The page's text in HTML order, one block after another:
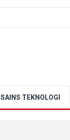
SAINS TEKNOLOGI